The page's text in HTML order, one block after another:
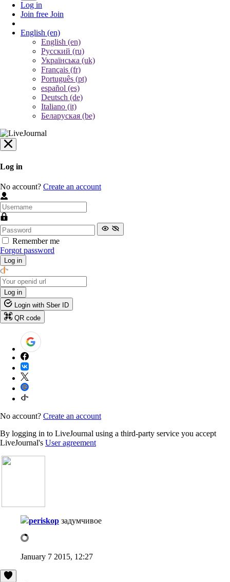
Log in
Join free Join
English (en)
English (en)
Русский (ru)
Українська (uk)
Français (fr)
Português (pt)
español (es)
Deutsch (de)
Italiano (it)
Беларуская (be)
Log in
No account? Create an account
Remember me
Forgot password
Log in
Log in
Login with Sber ID
QR code
No account? Create an account
By logging in to LiveJournal using a third-party service you accept
LiveJournal's User agreement
periskop задумчивое
January 7 2015, 12:27